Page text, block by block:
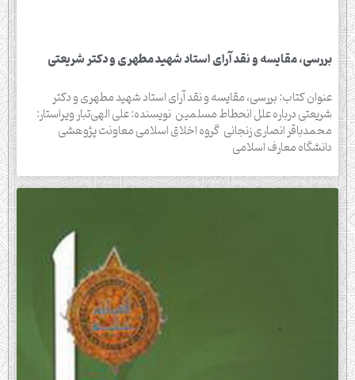
بررسی، مقایسه و نقد آرای استاد شهید مطهری و دكتر شریعتی
عنوان کتاب: بررسی، مقایسه و نقد آرای استاد شهید مطهری و دكتر
شریعتی درباره علل انحطاط مسلمین نویسنده: علی الهی‌تبار ويراستار:
محمدباقر انصاری ‌زنجانی گروه اخلاق اسلامی معاونت پژوهشی
دانشگاه معارف اسلامی